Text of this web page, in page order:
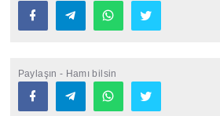
Paylaşın - Hamı bilsin